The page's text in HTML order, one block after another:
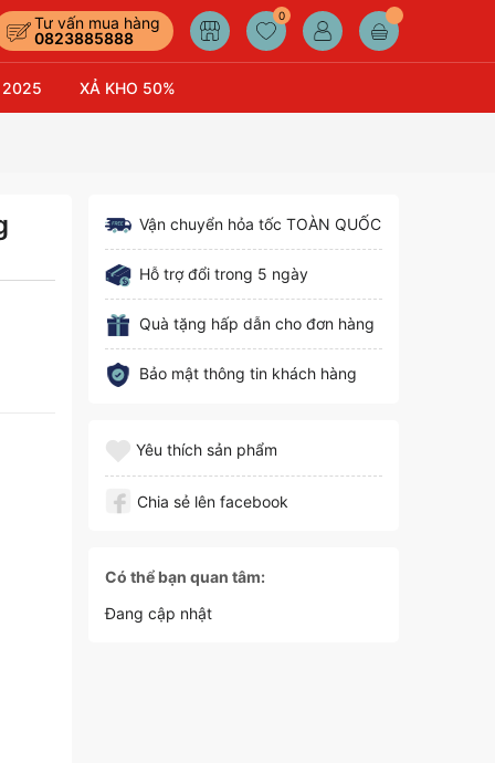
Tư vấn mua hàng
0823885888
0
2025 XẢ KHO 50%
Vận chuyển hỏa tốc TOÀN QUỐC
Hỗ trợ đổi trong 5 ngày
Quà tặng hấp dẫn cho đơn hàng
Bảo mật thông tin khách hàng
Yêu thích sản phẩm
Chia sẻ lên facebook
Có thể bạn quan tâm:
Đang cập nhật